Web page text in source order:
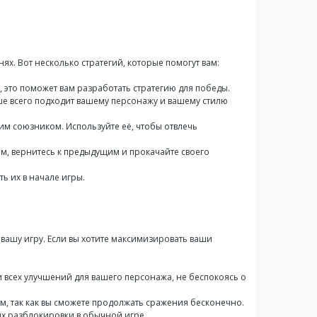
Вот несколько стратегий, которые помогут вам:
поможет вам разработать стратегию для победы.
подходит вашему персонажу и вашему стилю
союзником. Используйте её, чтобы отвлечь
вернитесь к предыдущим и прокачайте своего
их в начале игры.
игру. Если вы хотите максимизировать ваши
улучшений для вашего персонажа, не беспокоясь о
как вы сможете продолжать сражения бесконечно.